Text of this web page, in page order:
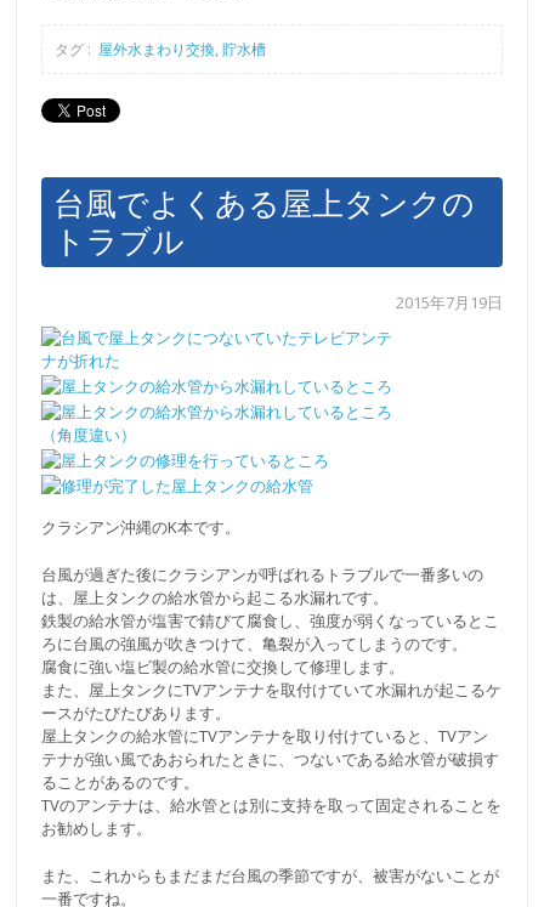
タグ : 屋外水まわり交換,貯水槽
台風でよくある屋上タンクの
トラブル
2015年7月19日
クラシアン沖縄のK本です。
台風が過ぎた後にクラシアンが呼ばれるトラブルで一番多いの
は、屋上タンクの給水管から起こる水漏れです。
鉄製の給水管が塩害で錆びて腐食し、強度が弱くなっているとこ
ろに台風の強風が吹きつけて、亀裂が入ってしまうのです。
腐食に強い塩ビ製の給水管に交換して修理します。
また、屋上タンクにTVアンテナを取付けていて水漏れが起こるケ
ースがたびたびあります。
屋上タンクの給水管にTVアンテナを取り付けていると、TVアン
テナが強い風であおられたときに、つないである給水管が破損す
ることがあるのです。
TVのアンテナは、給水管とは別に支持を取って固定されることを
お勧めします。
また、これからもまだまだ台風の季節ですが、被害がないことが
一番ですね。